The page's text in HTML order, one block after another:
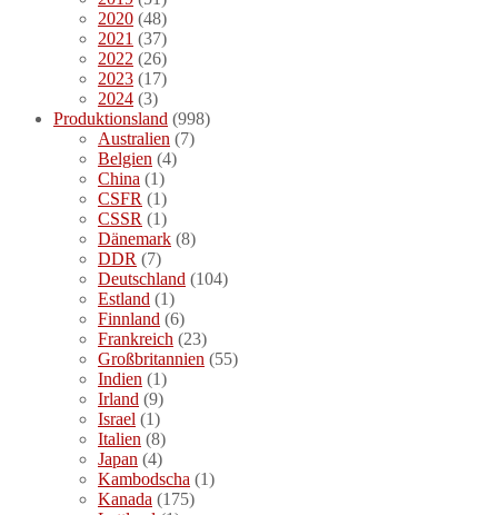
2020 (48)
2021 (37)
2022 (26)
2023 (17)
2024 (3)
Produktionsland (998)
Australien (7)
Belgien (4)
China (1)
CSFR (1)
CSSR (1)
Dänemark (8)
DDR (7)
Deutschland (104)
Estland (1)
Finnland (6)
Frankreich (23)
Großbritannien (55)
Indien (1)
Irland (9)
Israel (1)
Italien (8)
Japan (4)
Kambodscha (1)
Kanada (175)